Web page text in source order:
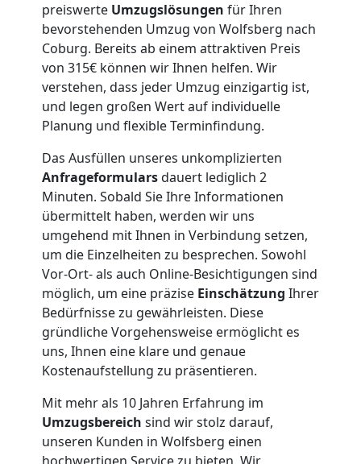
preiswerte Umzugslösungen für Ihren
bevorstehenden Umzug von Wolfsberg nach
Coburg. Bereits ab einem attraktiven Preis
von 315€ können wir Ihnen helfen. Wir
verstehen, dass jeder Umzug einzigartig ist,
und legen großen Wert auf individuelle
Planung und flexible Terminfindung.
Das Ausfüllen unseres unkomplizierten
Anfrageformularsdauert lediglich 2
Minuten. Sobald Sie Ihre Informationen
übermittelt haben, werden wir uns
umgehend mit Ihnen in Verbindung setzen,
um die Einzelheiten zu besprechen. Sowohl
Vor-Ort- als auch Online-Besichtigungen sind
möglich, um eine präzise Einschätzung Ihrer
Bedürfnisse zu gewährleisten. Diese
gründliche Vorgehensweise ermöglicht es
uns, Ihnen eine klare und genaue
Kostenaufstellung zu präsentieren.
Mit mehr als 10 Jahren Erfahrung im
Umzugsbereich sind wir stolz darauf,
unseren Kunden in Wolfsberg einen
Internationaler
Umzug
Nationaler
Umzug